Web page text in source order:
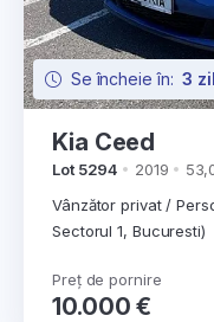
Se încheie în: 3
Kia Ceed
Lot 5294 2019
Vânzător privat /
Sectorul 1, Bucuresti)
Preț de pornire
10.000 €